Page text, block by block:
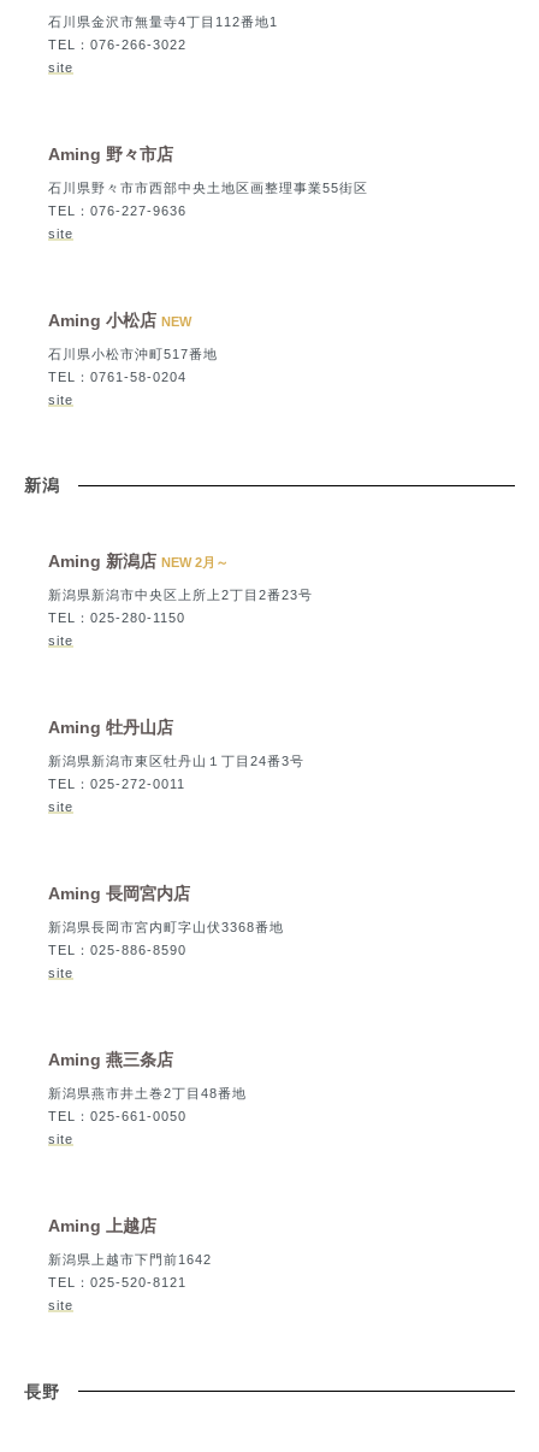
石川県金沢市無量寺4丁目112番地1
TEL：076-266-3022
site
Aming 野々市店
石川県野々市市西部中央土地区画整理事業55街区
TEL：076-227-9636
site
Aming 小松店 NEW
石川県小松市沖町517番地
TEL：0761-58-0204
site
新潟
Aming 新潟店 NEW 2月～
新潟県新潟市中央区上所上2丁目2番23号
TEL：025-280-1150
site
Aming 牡丹山店
新潟県新潟市東区牡丹山１丁目24番3号
TEL：025-272-0011
site
Aming 長岡宮内店
新潟県長岡市宮内町字山伏3368番地
TEL：025-886-8590
site
Aming 燕三条店
新潟県燕市井土巻2丁目48番地
TEL：025-661-0050
site
Aming 上越店
新潟県上越市下門前1642
TEL：025-520-8121
site
長野